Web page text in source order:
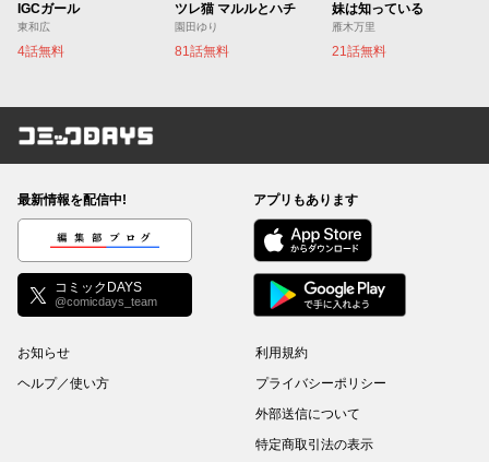
IGCガール
東和広
4話無料
ツレ猫 マルルとハチ
園田ゆり
81話無料
妹は知っている
雁木万里
21話無料
コミックDAYS
最新情報を配信中!
編集部ブログ
コミックDAYS
@comicdays_team
アプリもあります
お知らせ
ヘルプ／使い方
利用規約
プライバシーポリシー
外部送信について
特定商取引法の表示